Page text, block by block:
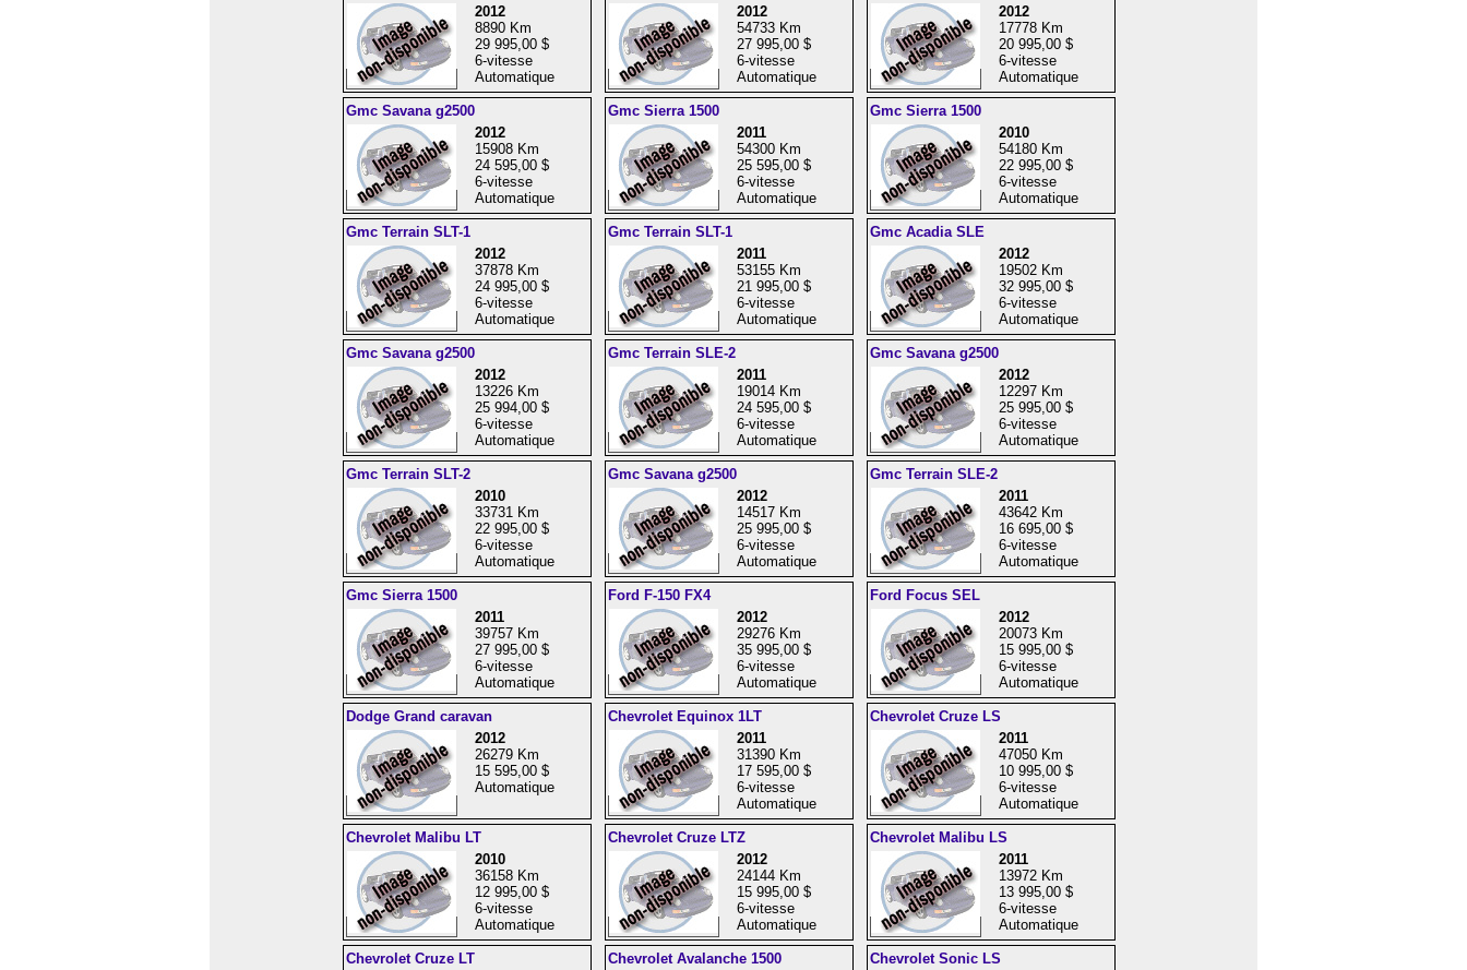
2012
8890 Km
29 995,00 $
6-vitesse
Automatique
2012
54733 Km
27 995,00 $
6-vitesse
Automatique
2012
17778 Km
20 995,00 $
6-vitesse
Automatique
Gmc Savana g2500
2012
15908 Km
24 595,00 $
6-vitesse
Automatique
Gmc Sierra 1500
2011
54300 Km
25 595,00 $
6-vitesse
Automatique
Gmc Sierra 1500
2010
54180 Km
22 995,00 $
6-vitesse
Automatique
Gmc Terrain SLT-1
2012
37878 Km
24 995,00 $
6-vitesse
Automatique
Gmc Terrain SLT-1
2011
53155 Km
21 995,00 $
6-vitesse
Automatique
Gmc Acadia SLE
2012
19502 Km
32 995,00 $
6-vitesse
Automatique
Gmc Savana g2500
2012
13226 Km
25 994,00 $
6-vitesse
Automatique
Gmc Terrain SLE-2
2011
19014 Km
24 595,00 $
6-vitesse
Automatique
Gmc Savana g2500
2012
12297 Km
25 995,00 $
6-vitesse
Automatique
Gmc Terrain SLT-2
2010
33731 Km
22 995,00 $
6-vitesse
Automatique
Gmc Savana g2500
2012
14517 Km
25 995,00 $
6-vitesse
Automatique
Gmc Terrain SLE-2
2011
43642 Km
16 695,00 $
6-vitesse
Automatique
Gmc Sierra 1500
2011
39757 Km
27 995,00 $
6-vitesse
Automatique
Ford F-150 FX4
2012
29276 Km
35 995,00 $
6-vitesse
Automatique
Ford Focus SEL
2012
20073 Km
15 995,00 $
6-vitesse
Automatique
Dodge Grand caravan
2012
26279 Km
15 595,00 $
Automatique
Chevrolet Equinox 1LT
2011
31390 Km
17 595,00 $
6-vitesse
Automatique
Chevrolet Cruze LS
2011
47050 Km
10 995,00 $
6-vitesse
Automatique
Chevrolet Malibu LT
2010
36158 Km
12 995,00 $
6-vitesse
Automatique
Chevrolet Cruze LTZ
2012
24144 Km
15 995,00 $
6-vitesse
Automatique
Chevrolet Malibu LS
2011
13972 Km
13 995,00 $
6-vitesse
Automatique
Chevrolet Cruze LT Chevrolet Avalanche 1500 Chevrolet Sonic LS